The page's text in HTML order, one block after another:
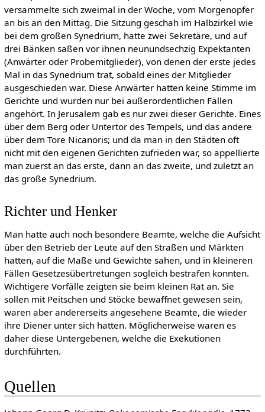
versammelte sich zweimal in der Woche, vom Morgenopfer
an bis an den Mittag. Die Sitzung geschah im Halbzirkel wie
bei dem großen Synedrium, hatte zwei Sekretäre, und auf
drei Bänken saßen vor ihnen neunundsechzig Expektanten
(Anwärter oder Probemitglieder), von denen der erste jedes
Mal in das Synedrium trat, sobald eines der Mitglieder
ausgeschieden war. Diese Anwärter hatten keine Stimme im
Gerichte und wurden nur bei außerordentlichen Fällen
angehört. In Jerusalem gab es nur zwei dieser Gerichte. Eines
über dem Berg oder Untertor des Tempels, und das andere
über dem Tore Nicanoris; und da man in den Städten oft
nicht mit den eigenen Gerichten zufrieden war, so appellierte
man zuerst an das erste, dann an das zweite, und zuletzt an
das große Synedrium.
Richter und Henker
Man hatte auch noch besondere Beamte, welche die Aufsicht
über den Betrieb der Leute auf den Straßen und Märkten
hatten, auf die Maße und Gewichte sahen, und in kleineren
Fällen Gesetzesübertretungen sogleich bestrafen konnten.
Wichtigere Vorfälle zeigten sie beim kleinen Rat an. Sie
sollen mit Peitschen und Stöcke bewaffnet gewesen sein,
waren aber andererseits angesehene Beamte, die wieder
ihre Diener unter sich hatten. Möglicherweise waren es
daher diese Untergebenen, welche die Exekutionen
durchführten.
Quellen